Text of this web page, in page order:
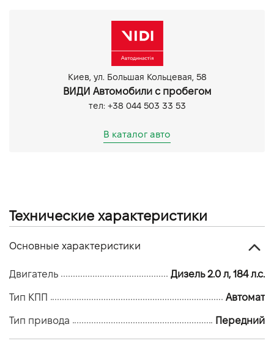
Киев, ул. Большая Кольцевая, 58
ВИДИ Автомобили с пробегом
тел: +38 044 503 33 53
В каталог авто
Технические характеристики
Основные характеристики
Двигатель Дизель 2.0 л, 184 л.с.
Тип КПП Автомат
Тип привода Передний